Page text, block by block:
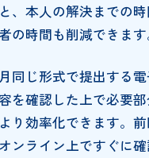
、本人の解決までの
の時間も削減できます
同じ形式で提出する
を確認した上で必要
り効率化できます。
ンライン上ですぐに